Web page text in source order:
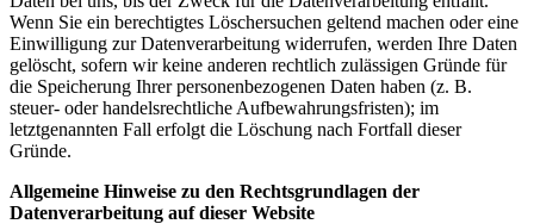
Wenn Sie ein berechtigtes Löschersuchen geltend machen oder eine
Einwilligung zur Datenverarbeitung widerrufen, werden Ihre Daten
gelöscht, sofern wir keine anderen rechtlich zulässigen Gründe für
die Speicherung Ihrer personenbezogenen Daten haben (z. B.
steuer- oder handelsrechtliche Aufbewahrungsfristen); im
letztgenannten Fall erfolgt die Löschung nach Fortfall dieser
Gründe.
Allgemeine Hinweise zu den Rechtsgrundlagen der
Datenverarbeitung auf dieser Website